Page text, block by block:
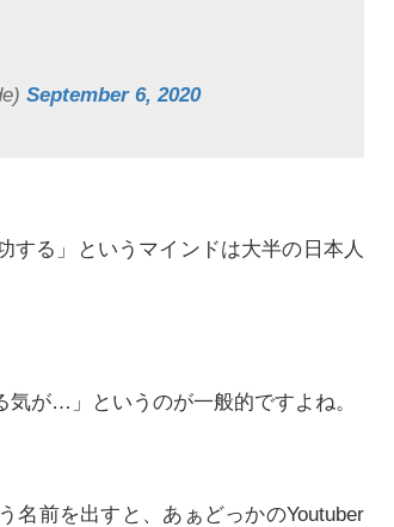
September 6, 2020
する」というマインドは大半の日本人
気が…」というのが一般的ですよね。
名前を出すと、あぁどっかのYoutuber